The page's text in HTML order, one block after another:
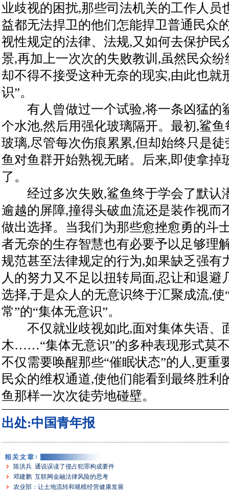
业歧视的困扰,那些司法机关的工作人员
益都无法捍卫的他们怎能捍卫普通民众
视性规定的法律、法规,又如何去保护民
景,再加上一次次的失败教训,虽然民众
却不得不接受这种无奈的现实,由此也就
识”。
有人曾做过一个试验,将一条凶猛的
个水池,然后用强化玻璃隔开。最初,鲨
玻璃,尽管每次伤痕累累,但却始终只是
鱼对鱼群开始熟视无睹。后来,即使拿掉
了。
经过多次失败,鲨鱼终于学会了默认
逾越的屏障,撞得头破血流还是装作视而
做出选择。当我们为那些愈挫愈勇的斗
者无奈的生存智慧也有必要予以足够理
规范甚至法律规定的行为,如果缺乏强有
人的努力又不足以扭转局面,忍让和退
选择,于是众人的无意识终于汇聚成流,使
常”的“集体无意识”。
不仅就业歧视如此,面对集体失语、
木……“集体无意识”的多种表现形式莫
不仅需要唤醒那些“催眠状态”的人,更重
民众的维权通道,使他们能看到最终胜利
鱼那样一次次徒劳地碰壁。
出处:中国青年报
陈洪兵 通说误读了侵占犯罪构成要件
邓建鹏 互联网金融法律风险的思考
农业部：让土地流转和规模经营健康发展